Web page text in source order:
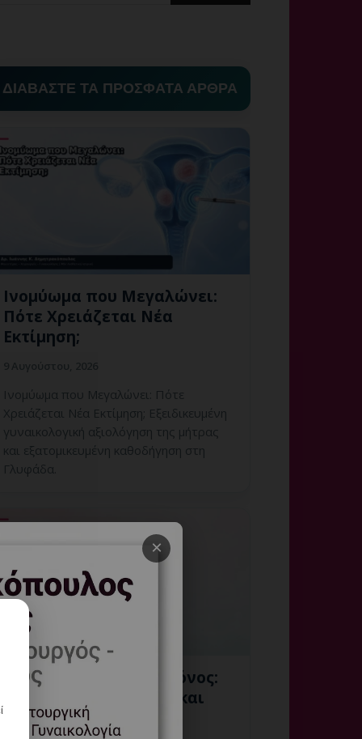
ΔΙΑΒΑΣΤΕ ΤΑ ΠΡΟΣΦΑΤΑ ΑΡΘΡΑ
Ινομύωμα που Μεγαλώνει:
Πότε Χρειάζεται Νέα
Εκτίμηση;
Ινομύωμα που Μεγαλώνει: Πότε
Χρειάζεται Νέα Εκτίμηση; Εξειδικευμένη
γυναικολογική αξιολόγηση της μήτρας
και εξατομικευμένη καθοδήγηση στη
Γλυφάδα.
Υστεροσκόπηση και Πόνος:
Επιλογές Αναλγησίας και
Αναισθησίας
×